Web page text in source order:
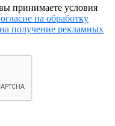
принимаете условия
на обработку
получение рекламных